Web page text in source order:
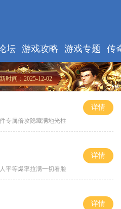
坛 游戏攻略 游戏专题 传
时间：2025-12-02
专属倍攻隐藏满地光柱
详情
平等爆率拉满一切看脸
详情
详情